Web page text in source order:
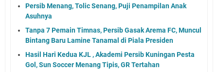
Persib Menang, Tolic Senang, Puji Penampilan Anak
Asuhnya
Tanpa 7 Pemain Timnas, Persib Gasak Arema FC, Muncul
Bintang Baru Lamine Tanamal di Piala Presiden
Hasil Hari Kedua KJL , Akademi Persib Kuningan Pesta
Gol, Sun Soccer Menang Tipis, GR Tertahan